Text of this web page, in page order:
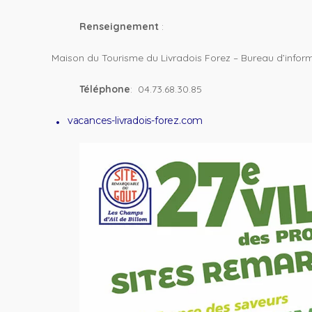
Renseignement :
Maison du Tourisme du Livradois Forez – Bureau
Téléphone: 04.73.68.30.85
vacances-livradois-forez.com